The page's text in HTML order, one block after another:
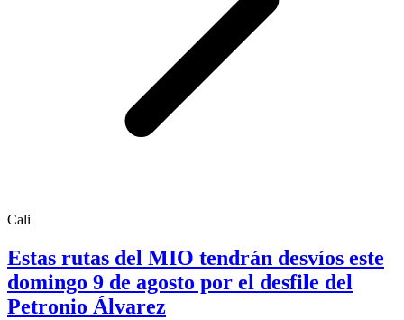
Cali
Estas rutas del MIO tendrán desvíos este
domingo 9 de agosto por el desfile del
Petronio Álvarez